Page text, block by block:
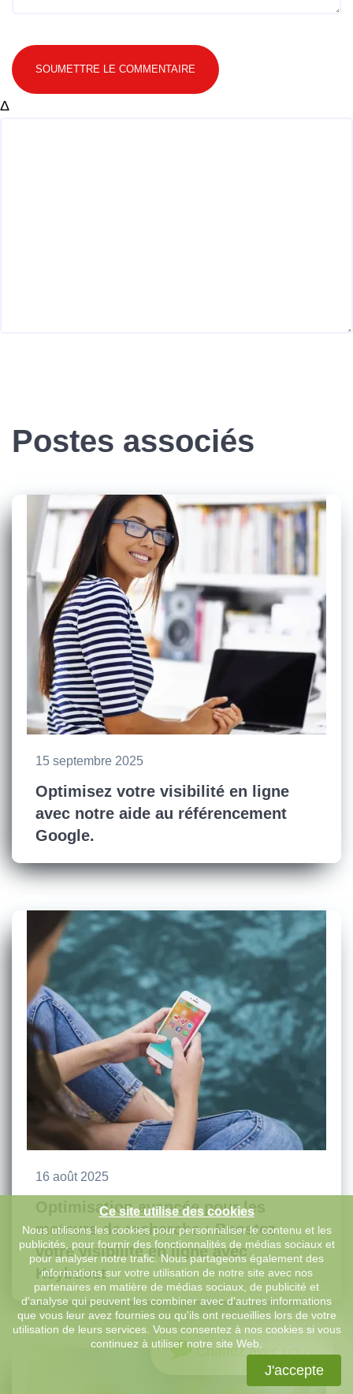
SOUMETTRE LE COMMENTAIRE
Δ
Postes associés
15 septembre 2025
Optimisez votre visibilité en ligne
avec notre aide au référencement
Google.
16 août 2025
Optimisation avancée pour les
moteurs de recherche : Boostez
votre visibilité en ligne avec
Keyboost
Chattez avec nous
Ce site utilise des cookies
Nous utilisons les cookies pour personnaliser le contenu et les
publicités, pour fournir des fonctionnalités de médias sociaux et
pour analyser notre trafic. Nous partageons également des
informations sur votre utilisation de notre site avec nos
partenaires en matière de médias sociaux, de publicité et
d'analyse qui peuvent les combiner avec d'autres informations
que vous leur avez fournies ou qu'ils ont recueillies lors de votre
utilisation de leurs services. Vous consentez à nos cookies si vous
continuez à utiliser notre site Web.
J'accepte